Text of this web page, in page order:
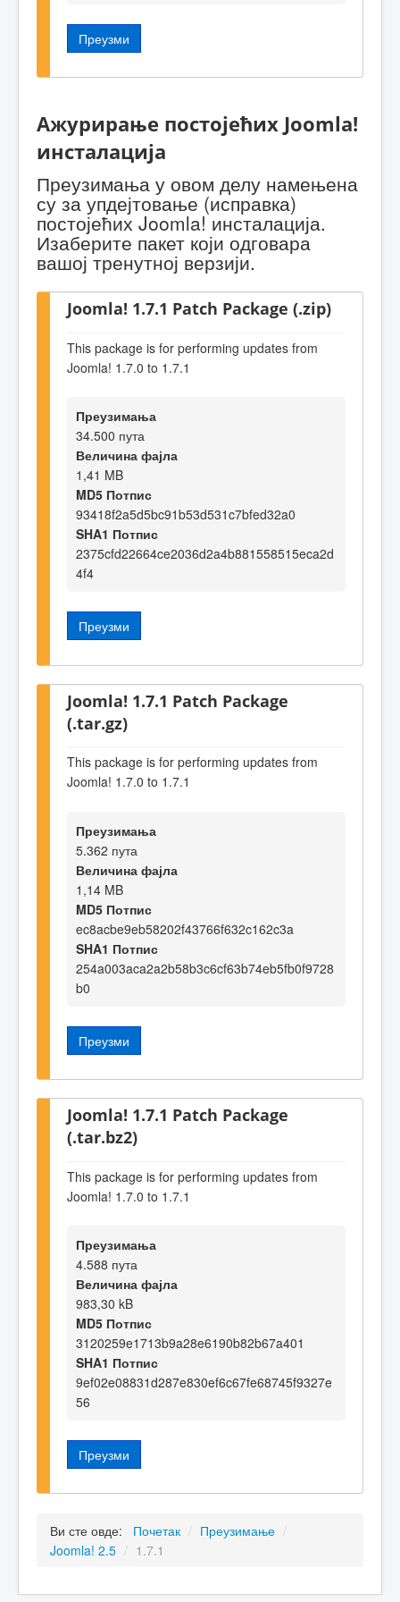
Преузми
Ажурирање постојећих Joomla!
инсталација
Преузимања у овом делу намењена
су за упдејтовање (исправка)
постојећих Joomla! инсталација.
Изаберите пакет који одговара
вашој тренутној верзији.
Joomla! 1.7.1 Patch Package (.zip)
This package is for performing updates from
Joomla! 1.7.0 to 1.7.1
Преузимања
34.500 пута
Величина фајла
1,41 MB
MD5 Потпис
93418f2a5d5bc91b53d531c7bfed32a0
SHA1 Потпис
2375cfd22664ce2036d2a4b881558515eca2d
4f4
Преузми
Joomla! 1.7.1 Patch Package
(.tar.gz)
This package is for performing updates from
Joomla! 1.7.0 to 1.7.1
Преузимања
5.362 пута
Величина фајла
1,14 MB
MD5 Потпис
ec8acbe9eb58202f43766f632c162c3a
SHA1 Потпис
254a003aca2a2b58b3c6cf63b74eb5fb0f9728
b0
Преузми
Joomla! 1.7.1 Patch Package
(.tar.bz2)
This package is for performing updates from
Joomla! 1.7.0 to 1.7.1
Преузимања
4.588 пута
Величина фајла
983,30 kB
MD5 Потпис
3120259e1713b9a28e6190b82b67a401
SHA1 Потпис
9ef02e08831d287e830ef6c67fe68745f9327e
56
Преузми
Ви сте овде: Почетак / Преузимање /
Joomla! 2.5 / 1.7.1